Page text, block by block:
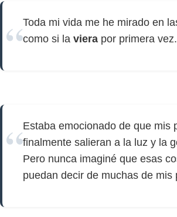
Toda mi vida me he mirado en
como si la viera por primera vez.
Estaba emocionado de que mis
finalmente salieran a la luz y la
Pero nunca imaginé que esas
puedan decir de muchas de mis